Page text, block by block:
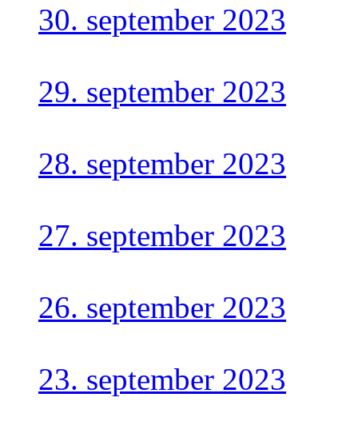
30. september 2023
29. september 2023
28. september 2023
27. september 2023
26. september 2023
23. september 2023